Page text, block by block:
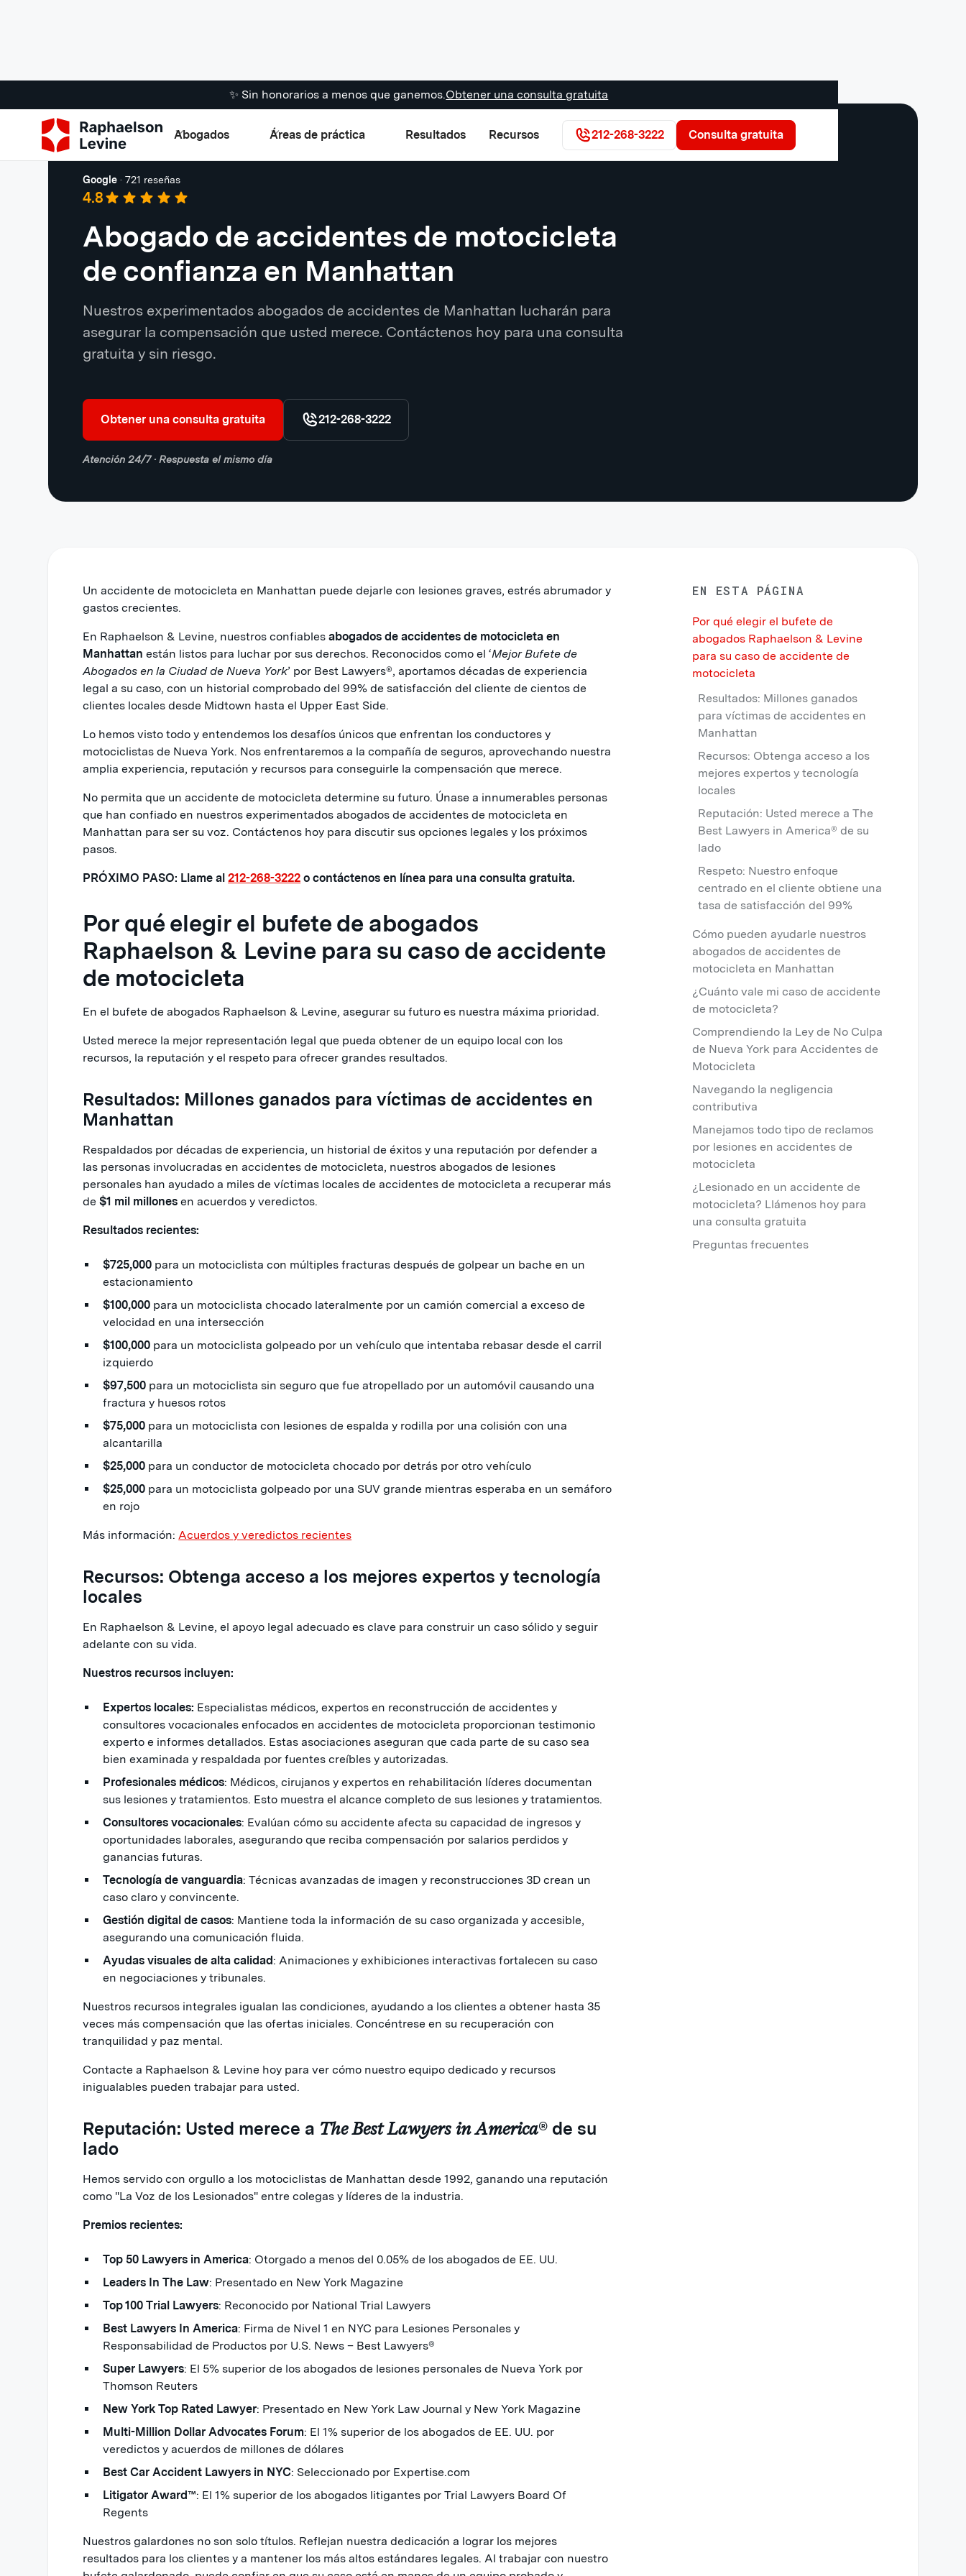
✨ Sin honorarios a menos que ganemos.Obtener una consulta gratuita
Abogados Áreas de práctica Resultados Recursos 212-268-3222
Consulta gratuita
Manhattan
Google · 721 reseñas
4.8
Abogado de accidentes de motocicleta
de confianza en Manhattan
Nuestros experimentados abogados de accidentes de Manhattan lucharán para
asegurar la compensación que usted merece. Contáctenos hoy para una consulta
gratuita y sin riesgo.
Obtener una consulta gratuita 212-268-3222
Atención 24/7 · Respuesta el mismo día
Un accidente de motocicleta en Manhattan puede dejarle con lesiones graves, estrés abrumador y
gastos crecientes.
En Raphaelson & Levine, nuestros confiablesabogados de accidentes de motocicleta en
Manhattan están listos para luchar por sus derechos. Reconocidos como el ‘Mejor Bufete de
Abogados en la Ciudad de Nueva York’ por Best Lawyers®, aportamos décadas de experiencia
legal a su caso, con un historial comprobado del 99% de satisfacción del cliente de cientos de
clientes locales desde Midtown hasta el Upper East Side.
Lo hemos visto todo y entendemos los desafíos únicos que enfrentan los conductores y
motociclistas de Nueva York. Nos enfrentaremos a la compañía de seguros, aprovechando nuestra
amplia experiencia, reputación y recursos para conseguirle la compensación que merece.
No permita que un accidente de motocicleta determine su futuro. Únase a innumerables personas
que han confiado en nuestros experimentados abogados de accidentes de motocicleta en
Manhattan para ser su voz. Contáctenos hoy para discutir sus opciones legales y los próximos
pasos.
PRÓXIMO PASO: Llame al212-268-3222 o contáctenos en línea para una consulta gratuita.
Por qué elegir el bufete de abogados
Raphaelson & Levine para su caso de accidente
de motocicleta
En el bufete de abogados Raphaelson & Levine, asegurar su futuro es nuestra máxima prioridad.
Usted merece la mejor representación legal que pueda obtener de un equipo local con los
recursos, la reputación y el respeto para ofrecer grandes resultados.
Resultados: Millones ganados para víctimas de accidentes en
Manhattan
Respaldados por décadas de experiencia, un historial de éxitos y una reputación por defender a
las personas involucradas en accidentes de motocicleta, nuestros abogados de lesiones
personales han ayudado a miles de víctimas locales de accidentes de motocicleta a recuperar más
de$1 mil millones en acuerdos y veredictos.
Resultados recientes:
$725,000 para un motociclista con múltiples fracturas después de golpear un bache en un
estacionamiento
$100,000 para un motociclista chocado lateralmente por un camión comercial a exceso de
velocidad en una intersección
$100,000 para un motociclista golpeado por un vehículo que intentaba rebasar desde el carril
izquierdo
$97,500 para un motociclista sin seguro que fue atropellado por un automóvil causando una
fractura y huesos rotos
$75,000 para un motociclista con lesiones de espalda y rodilla por una colisión con una
alcantarilla
$25,000 para un conductor de motocicleta chocado por detrás por otro vehículo
$25,000 para un motociclista golpeado por una SUV grande mientras esperaba en un semáforo
en rojo
Más información:Acuerdos y veredictos recientes
Recursos: Obtenga acceso a los mejores expertos y tecnología
locales
En Raphaelson & Levine, el apoyo legal adecuado es clave para construir un caso sólido y seguir
adelante con su vida.
Nuestros recursos incluyen:
Expertos locales: Especialistas médicos, expertos en reconstrucción de accidentes y
consultores vocacionales enfocados en accidentes de motocicleta proporcionan testimonio
experto e informes detallados. Estas asociaciones aseguran que cada parte de su caso sea
bien examinada y respaldada por fuentes creíbles y autorizadas.
Profesionales médicos: Médicos, cirujanos y expertos en rehabilitación líderes documentan
sus lesiones y tratamientos. Esto muestra el alcance completo de sus lesiones y tratamientos.
Consultores vocacionales: Evalúan cómo su accidente afecta su capacidad de ingresos y
oportunidades laborales, asegurando que reciba compensación por salarios perdidos y
ganancias futuras.
Tecnología de vanguardia: Técnicas avanzadas de imagen y reconstrucciones 3D crean un
caso claro y convincente.
Gestión digital de casos: Mantiene toda la información de su caso organizada y accesible,
asegurando una comunicación fluida.
Ayudas visuales de alta calidad: Animaciones y exhibiciones interactivas fortalecen su caso
en negociaciones y tribunales.
Nuestros recursos integrales igualan las condiciones, ayudando a los clientes a obtener hasta 35
veces más compensación que las ofertas iniciales. Concéntrese en su recuperación con
tranquilidad y paz mental.
Contacte a Raphaelson & Levine hoy para ver cómo nuestro equipo dedicado y recursos
inigualables pueden trabajar para usted.
Reputación: Usted merece a The Best Lawyers in America® de su
lado
Hemos servido con orgullo a los motociclistas de Manhattan desde 1992, ganando una reputación
como "La Voz de los Lesionados" entre colegas y líderes de la industria.
Premios recientes:
Top 50 Lawyers in America: Otorgado a menos del 0.05% de los abogados de EE. UU.
Leaders In The Law: Presentado en New York Magazine
Top 100 Trial Lawyers: Reconocido por National Trial Lawyers
Best Lawyers In America: Firma de Nivel 1 en NYC para Lesiones Personales y
Responsabilidad de Productos por U.S. News – Best Lawyers®
Super Lawyers: El 5% superior de los abogados de lesiones personales de Nueva York por
Thomson Reuters
New York Top Rated Lawyer: Presentado en New York Law Journal y New York Magazine
Multi-Million Dollar Advocates Forum: El 1% superior de los abogados de EE. UU. por
veredictos y acuerdos de millones de dólares
Best Car Accident Lawyers in NYC: Seleccionado por Expertise.com
Litigator Award™: El 1% superior de los abogados litigantes por Trial Lawyers Board Of
Regents
Nuestros galardones no son solo títulos. Reflejan nuestra dedicación a lograr los mejores
resultados para los clientes y a mantener los más altos estándares legales. Al trabajar con nuestro
EN ESTA PÁGINA
Por qué elegir el bufete de
abogados Raphaelson & Levine
para su caso de accidente de
motocicleta
Resultados: Millones ganados
para víctimas de accidentes en
Manhattan
Recursos: Obtenga acceso a los
mejores expertos y tecnología
locales
Reputación: Usted merece a The
Best Lawyers in America® de su
lado
Respeto: Nuestro enfoque
centrado en el cliente obtiene una
tasa de satisfacción del 99%
Cómo pueden ayudarle nuestros
abogados de accidentes de
motocicleta en Manhattan
¿Cuánto vale mi caso de accidente
de motocicleta?
Comprendiendo la Ley de No Culpa
de Nueva York para Accidentes de
Motocicleta
Navegando la negligencia
contributiva
Manejamos todo tipo de reclamos
por lesiones en accidentes de
motocicleta
¿Lesionado en un accidente de
motocicleta? Llámenos hoy para
una consulta gratuita
Preguntas frecuentes